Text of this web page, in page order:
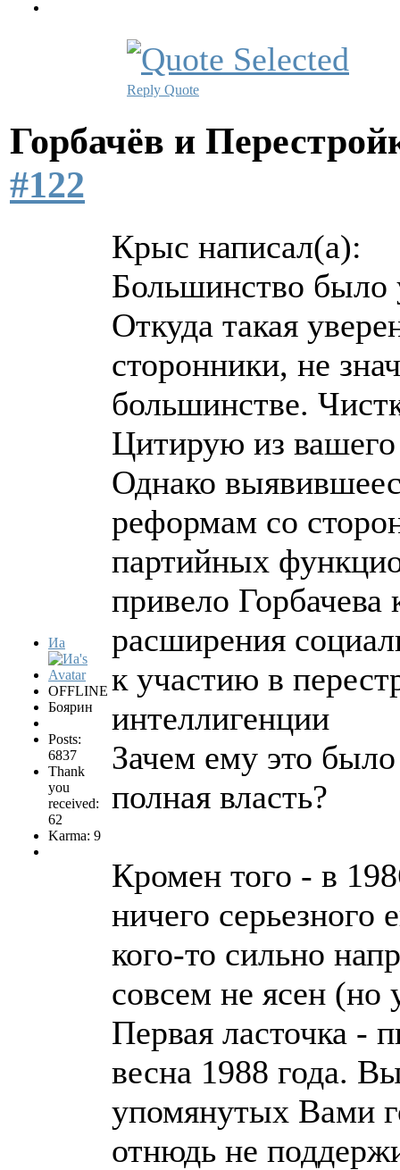
Reply Quote
Горбачёв и
#122
Иа
OFFLINE
Боярин
Posts:
6837
Thank
you
received:
62
Karma: 9
Крыс написал(а):
Большинство
Откуда такая
сторонники, не
большинстве.
Цитирую из
Однако
реформам со
партийных
привело
расширения
к участию в
интеллигенции
Зачем ему это
полная власть?
Кромен того - в
ничего серьезного
кого-то сильно
совсем не ясен (но
Первая ласточка -
весна 1988 года.
упомянутых Вами
отнюдь не